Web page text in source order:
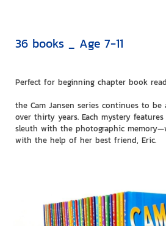
36 books _ Age 7-11
Perfect for beginning chapter book
the Cam Jansen series continues to be
over thirty years. Each mystery
sleuth with the photographic
with the help of her best friend, Eric.